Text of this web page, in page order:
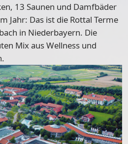
13 Saunen und Damfbäder
Jahr: Das ist die Rottal Terme
in Niederbayern. Die
Mix aus Wellness und